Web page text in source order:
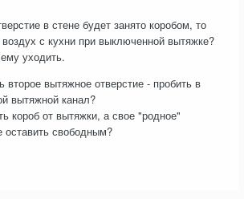
в стене будет занято коробом, то
с кухни при выключенной вытяжке?
уходить.
вытяжное отверстие - пробить в
вытяжной канал?
короб от вытяжки, а свое "родное"
оставить свободным?